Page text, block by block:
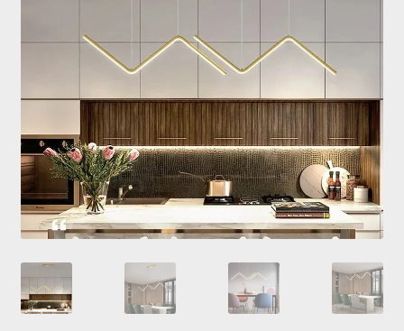
Купити люстру в Україна
Магазин
Політика повернення
Про нас
Розрахунок та доставка
Усi люстри